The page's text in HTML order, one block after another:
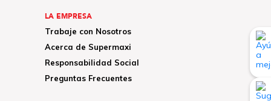
LA EMPRESA
Trabaje con Nosotros
Acerca de Supermaxi
Responsabilidad Social
Preguntas Frecuentes